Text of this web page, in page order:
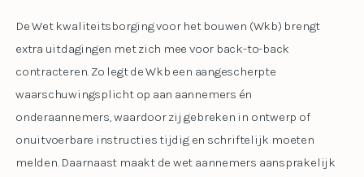
De Wet kwaliteitsborging voor het bouwen (Wkb) brengt
extra uitdagingen met zich mee voor back-to-back
contracteren. Zo legt de Wkb een aangescherpte
waarschuwingsplicht op aan aannemers én
onderaannemers, waardoor zij gebreken in ontwerp of
onuitvoerbare instructies tijdig en schriftelijk moeten
melden. Daarnaast maakt de wet aannemers aansprakelijk